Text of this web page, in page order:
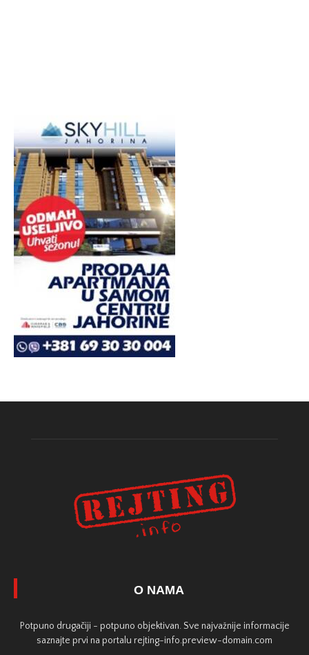
O NAMA
Potpuno drugačiji - potpuno objektivan. Sve najvažnije informacije
saznajte prvi na portalu rejting-info.preview-domain.com